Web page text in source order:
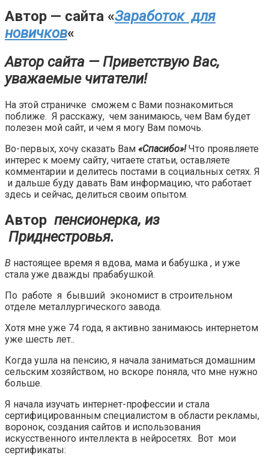
Автор — сайта «Заработок для
новичков«
Автор сайта — Приветствую Вас,
уважаемые читатели!
На этой страничке сможем с Вами познакомиться
поближе. Я расскажу, чем занимаюсь, чем Вам будет
полезен мой сайт, и чем я могу Вам помочь.
Во-первых, хочу сказать Вам «Спасибо»! Что проявляете
интерес к моему сайту, читаете статьи, оставляете
комментарии и делитесь постами в социальных сетях. Я
и дальше буду давать Вам информацию, что работает
здесь и сейчас, делиться своим опытом.
Автор пенсионерка, из
Приднестровья.
В настоящее время я вдова, мама и бабушка , и уже
стала уже дважды прабабушкой.
По работе я бывший экономист в строительном
отделе металлургического завода.
Хотя мне уже 74 года, я активно занимаюсь интернетом
уже шесть лет..
Когда ушла на пенсию, я начала заниматься домашним
сельским хозяйством, но вскоре поняла, что мне нужно
больше.
Я начала изучать интернет-профессии и стала
сертифицированным специалистом в области рекламы,
воронок, создания сайтов и использования
искусственного интеллекта в нейросетях. Вот мои
сертификаты: